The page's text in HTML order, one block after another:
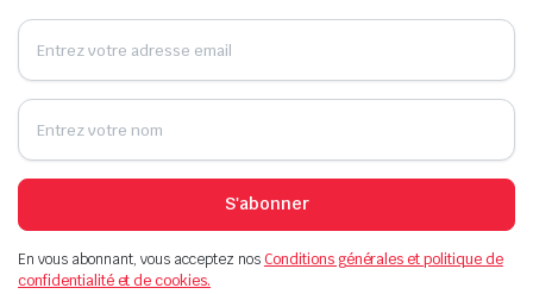
S'abonner
En vous abonnant, vous acceptez nosConditions générales et politique de
confidentialité et de cookies.